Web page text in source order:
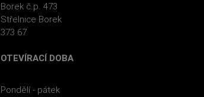
Borek č.p. 473
Střelnice Borek
373 67
OTEVÍRACÍ DOBA
Pondělí - pátek